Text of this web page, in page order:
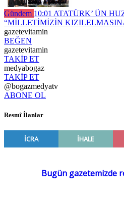
Gündem 10:01 ATATÜRK’ ÜN
“MİLLETİMİZİN
gazetevitamin
BEĞEN
gazetevitamin
TAKİP ET
medyabogaz
TAKİP ET
@bogazmedyatv
ABONE OL
Resmî İlanlar